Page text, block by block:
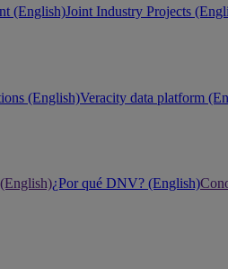
(English)Joint Industry Projects
(English)Veracity data platform
¿Por qué DNV? (English)